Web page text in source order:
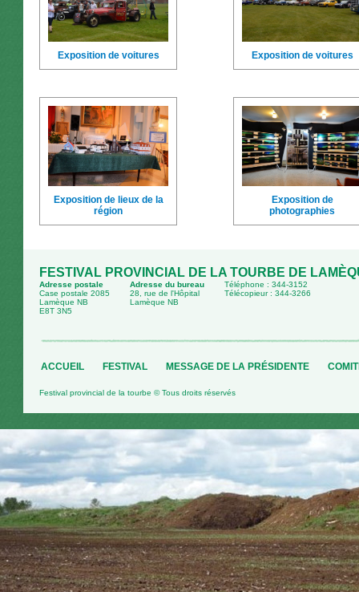
Exposition de voitures Exposition de voitures
Exposition de lieux de la
région
Exposition de
photographies
FESTIVAL PROVINCIAL DE LA TOURBE DE
Adresse postale
Case postale 2085
Lamèque NB
E8T 3N5
Adresse du bureau
28, rue de l'Hôpital
Lamèque NB
Téléphone : 344-3152
Télécopieur : 344-3266
ACCUEIL FESTIVAL MESSAGE DE LA PRÉSIDENTE
Festival provincial de la tourbe © Tous droits réservés